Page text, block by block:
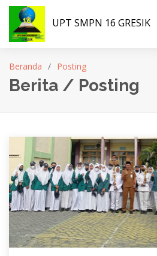
UPT SMPN 16 GRESIK
Beranda Posting
Berita / Posting